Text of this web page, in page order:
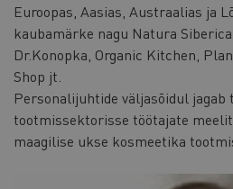
Euroopas, Aasias, Austraalias ja
kaubamärke nagu Natura
Dr.Konopka, Organic Kitchen,
Shop jt.
Personalijuhtide väljasõidul jagab
tootmissektorisse töötajate
maagilise ukse kosmeetika